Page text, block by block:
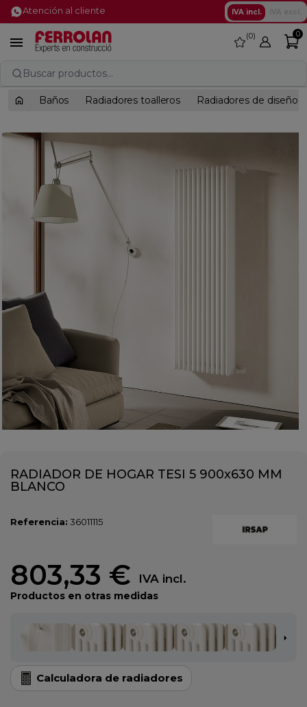
Atención al cliente IVA incl.
 favorite
0 0
Buscar productos...
Baños Radiadores toalleros Radiadores de diseño
RADIADOR DE HOGAR TESI 5 900x630 MM
BLANCO
Referencia: 36011115
803,33 € IVA incl.
Productos en otras medidas
Calculadora de radiadores